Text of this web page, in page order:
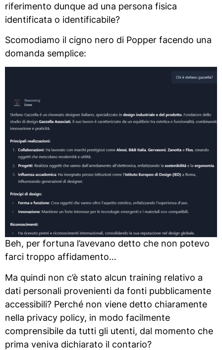
riferimento dunque ad una persona fisica
identificata o identificabile?
Scomodiamo il cigno nero di Popper facendo una
domanda semplice:
Beh, per fortuna l’avevano detto che non potevo
farci troppo affidamento…
Ma quindi non c’è stato alcun training relativo a
dati personali provenienti da fonti pubblicamente
accessibili? Perché non viene detto chiaramente
nella privacy policy, in modo facilmente
comprensibile da tutti gli utenti, dal momento che
prima veniva dichiarato il contario?